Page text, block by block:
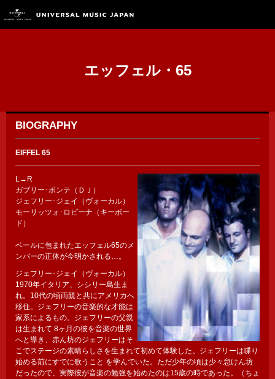
エッフェル・65
BIOGRAPHY
EIFFEL 65
L→R
ガブリー･ポンテ（ＤＪ）
ジェフリー･ジェイ（ヴォーカル）
モーリッツォ･ロビーナ（キーボー
ド）
ベールに包まれたエッフェル65のメ
ンバーの正体が今明かされる…。
ジェフリー･ジェイ（ヴォーカル）
1970年イタリア、シシリー島生ま
れ。10代の頃両親と共にアメリカへ
移住。ジェフリーの音楽的な才能は
家系によるもの。ジェフリーの父親
は生まれて 8ヶ月の彼を音楽の世界
へと導き、赤ん坊のジェフリーはそ
こでステージの素晴らしさを生まれて初めて体験した。ジェフリーは喋り
始める前にすでに歌うこと を学んでいた。ただ少年の頃は少々怠けん坊
だったので、実際彼が音楽の勉強を始めたのは15歳の時であった。（ちょ